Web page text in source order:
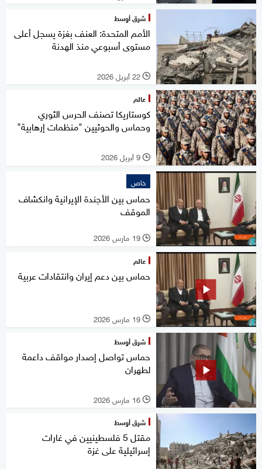
شرق أوسط
الأمم المتحدة: العنف بغزة يسجل أعلى
مستوى أسبوعي منذ الهدنة
l 22 أبريل 2026
عالم
كوستاريكا تصنف الحرس الثوري
وحماس والحوثيين "منظمات إرهابية"
l 9 أبريل 2026
خاص
حماس بين الأجندة الإيرانية وانكشاف
الموقف
l 19 مارس 2026
عالم
حماس بين دعم إيران وانتقادات عربية
l 19 مارس 2026
شرق أوسط
حماس تواصل إصدار مواقف داعمة
لطهران
l 16 مارس 2026
شرق أوسط
مقتل 5 فلسطينيين في غارات
إسرائيلية على غزة